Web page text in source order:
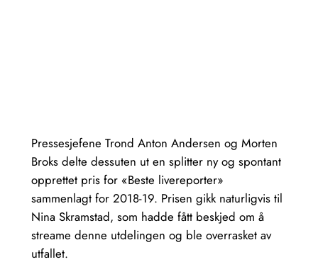
Pressesjefene Trond Anton Andersen og Morten
Broks delte dessuten ut en splitter ny og spontant
opprettet pris for «Beste livereporter»
sammenlagt for 2018-19. Prisen gikk naturligvis til
Nina Skramstad, som hadde fått beskjed om å
streame denne utdelingen og ble overrasket av
utfallet.